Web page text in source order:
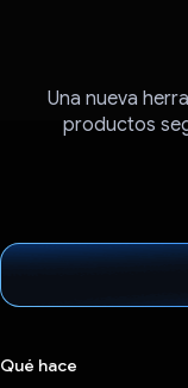
Una nueva
productos
Qué hace